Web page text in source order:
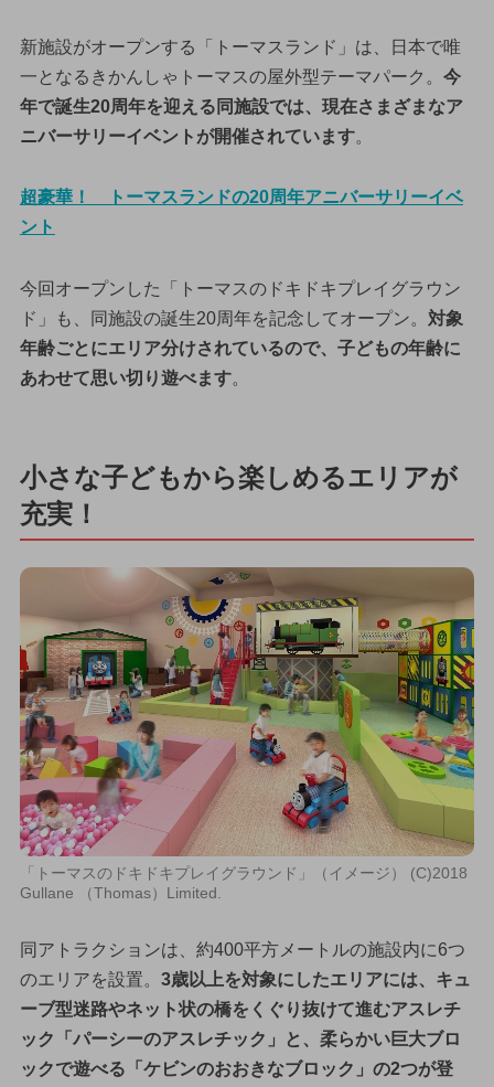
新施設がオープンする「トーマスランド」は、日本で唯
一となるきかんしゃトーマスの屋外型テーマパーク。 今
年で誕生20周年を迎える同施設では、現在さまざまなア
ニバーサリーイベントが開催されています。
超豪華！ トーマスランドの20周年アニバーサリーイベ
ント
今回オープンした「トーマスのドキドキプレイグラウン
ド」も、同施設の誕生20周年を記念してオープン。 対象
年齢ごとにエリア分けされているので、子どもの年齢に
あわせて思い切り遊べます。
小さな子どもから楽しめるエリアが
充実！
「トーマスのドキドキプレイグラウンド」（イメージ） (C)2018
Gullane （Thomas）Limited.
同アトラクションは、約400平方メートルの施設内に6つ
のエリアを設置。 3歳以上を対象にしたエリアには、キュ
ーブ型迷路やネット状の橋をくぐり抜けて進むアスレチ
ック「パーシーのアスレチック」と、柔らかい巨大ブロ
ックで遊べる「ケビンのおおきなブロック」の2つが登